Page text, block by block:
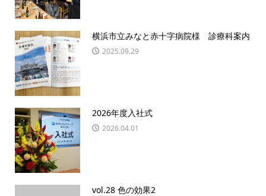
横浜市立みなと赤十字病院様 診療科案内
2025.09.29
2026年度入社式
2026.04.01
vol.28 色の効果2